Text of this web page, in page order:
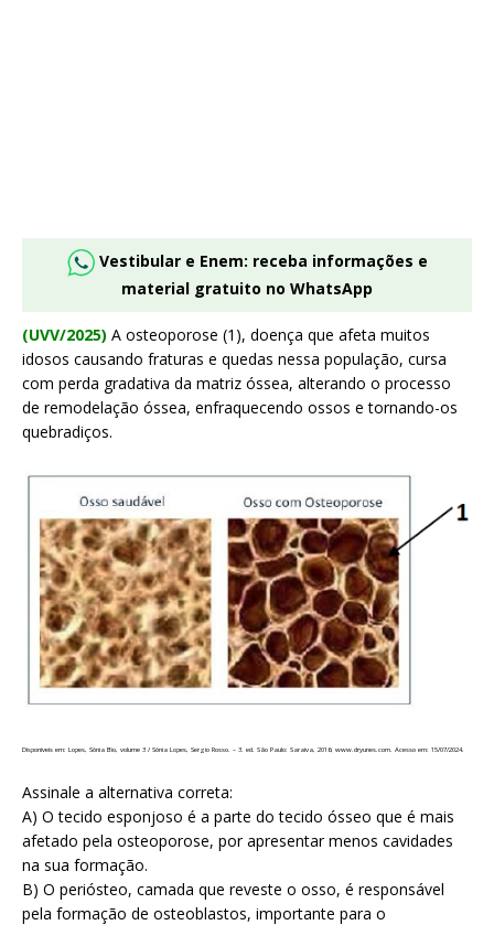
Vestibular e Enem: receba informações e
material gratuito no WhatsApp
(UVV/2025) A osteoporose (1), doença que afeta muitos
idosos causando fraturas e quedas nessa população, cursa
com perda gradativa da matriz óssea, alterando o processo
de remodelação óssea, enfraquecendo ossos e tornando-os
quebradiços.
Disponíveis em: Lopes, Sônia Bio, volume 3 / Sônia Lopes, Sergio Rosso. – 3. ed. São Paulo: Saraiva, 2016; www.dryunes.com. Acesso em: 15/07/2024.
Assinale a alternativa correta:
A) O tecido esponjoso é a parte do tecido ósseo que é mais
afetado pela osteoporose, por apresentar menos cavidades
na sua formação.
B) O periósteo, camada que reveste o osso, é responsável
pela formação de osteoblastos, importante para o